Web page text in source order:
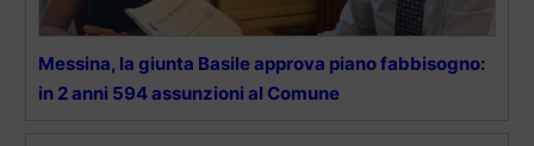
Messina, la giunta Basile approva piano fabbisogno:
in 2 anni 594 assunzioni al Comune